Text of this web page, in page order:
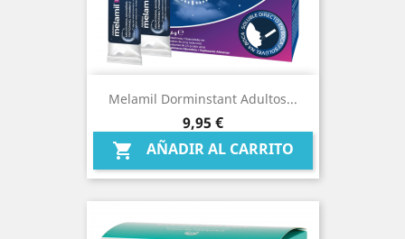
Melamil Dorminstant Adultos...
Precio
9,95 €
 AÑADIR AL CARRITO